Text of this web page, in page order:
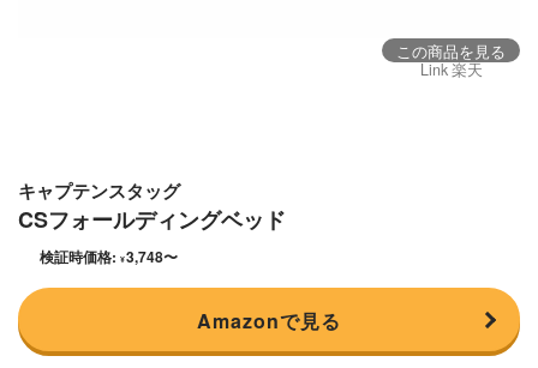
この商品を見る
Link 楽天
キャプテンスタッグ
CSフォールディングベッド
検証時価格: ¥3,748〜
Amazonで見る